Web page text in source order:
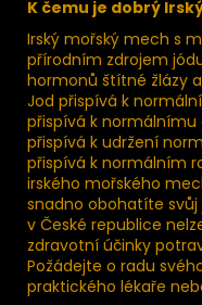
K čemu je dobrý
Irský mořský mech s
přírodním zdrojem
hormonů štítné žlázy
Jod přispívá k
přispívá k
přispívá k udržení
přispívá k normálním
irského mořského
snadno obohatíte svůj
v České republice
zdravotní účinky
Požádejte o radu
praktického lékaře